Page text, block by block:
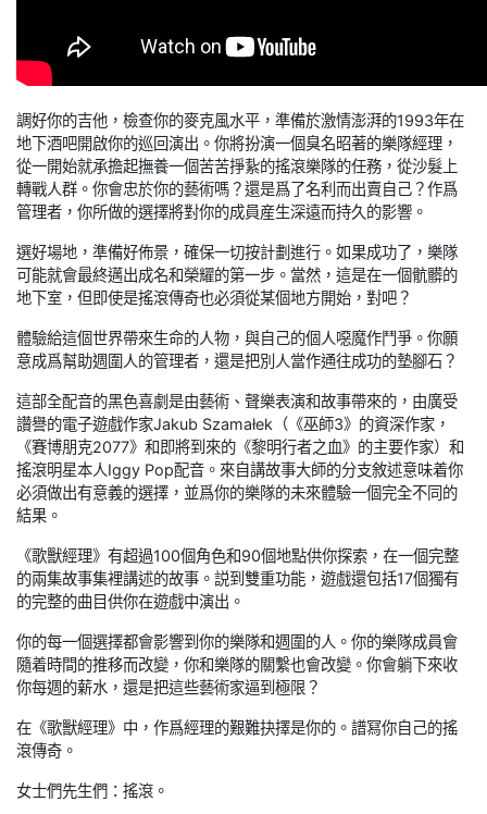
調好你的吉他，檢查你的麥克風水平，準備於激情澎湃的1993年在
地下酒吧開啟你的巡回演出。你將扮演一個臭名昭著的樂隊經理，
從一開始就承擔起撫養一個苦苦掙紥的搖滾樂隊的任務，從沙髮上
轉戰人群。你會忠於你的藝術嗎？還是爲了名利而出賣自己？作爲
管理者，你所做的選擇將對你的成員産生深遠而持久的影響。
選好場地，準備好佈景，確保一切按計劃進行。如果成功了，樂隊
可能就會最終邁出成名和榮耀的第一步。當然，這是在一個骯髒的
地下室，但即使是搖滾傳奇也必須從某個地方開始，對吧？
體驗給這個世界帶來生命的人物，與自己的個人噁魔作鬥爭。你願
意成爲幫助週圍人的管理者，還是把別人當作通往成功的墊腳石？
這部全配音的黑色喜劇是由藝術、聲樂表演和故事帶來的，由廣受
讚譽的電子遊戲作家Jakub Szamałek（《巫師3》的資深作家，
《賽博朋克2077》和即將到來的《黎明行者之血》的主要作家）和
搖滾明星本人Iggy Pop配音。來自講故事大師的分支敘述意味着你
必須做出有意義的選擇，並爲你的樂隊的未來體驗一個完全不同的
結果。
《歌獸經理》有超過100個角色和90個地點供你探索，在一個完整
的兩集故事集裡講述的故事。説到雙重功能，遊戲還包括17個獨有
的完整的曲目供你在遊戲中演出。
你的每一個選擇都會影響到你的樂隊和週圍的人。你的樂隊成員會
隨着時間的推移而改變，你和樂隊的關繫也會改變。你會躺下來收
你每週的薪水，還是把這些藝術家逼到極限？
在《歌獸經理》中，作爲經理的艱難抉擇是你的。譜冩你自己的搖
滾傳奇。
女士們先生們：搖滾。